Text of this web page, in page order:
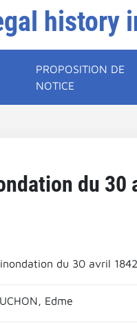
history
PROPOSITION DE
NOTICE
du 30
du 30 avril
Edme